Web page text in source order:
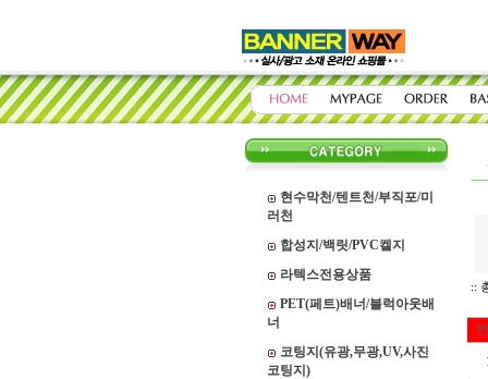
현수막천/텐트천/부직포/미
러천
합성지/백릿/PVC켈지
라텍스전용상품
PET(페트)배너/블럭아웃배
너
코팅지(유광,무광,UV,사진
코팅지)
::